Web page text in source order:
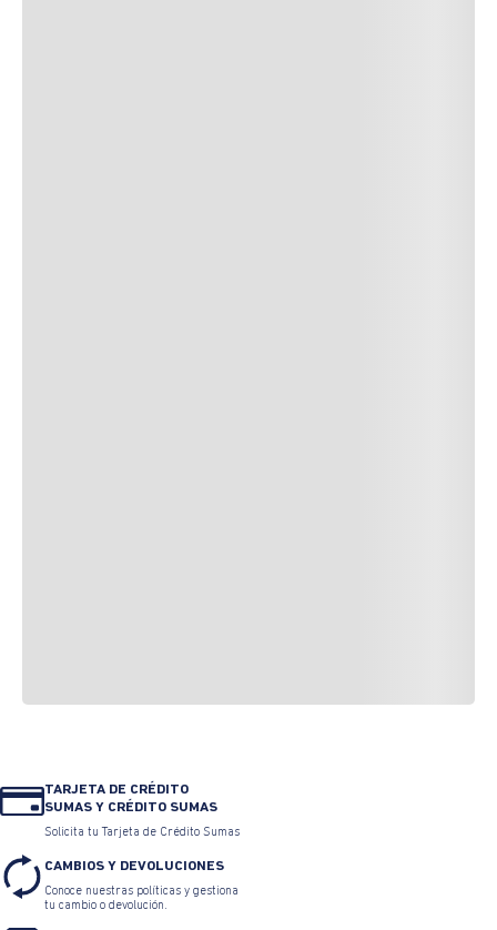
TARJETA DE CRÉDITO
SUMAS Y CRÉDITO SUMAS
Solicita tu Tarjeta de Crédito Sumas
CAMBIOS Y DEVOLUCIONES
Conoce nuestras políticas y gestiona
tu cambio o devolución.